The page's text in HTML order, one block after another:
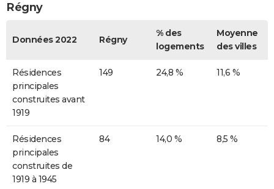
Régny
Données 2022 Régny
% des
logements
Moyenne
des villes
Résidences
principales
construites avant
1919
149 24,8 % 11,6 %
Résidences
principales
construites de
1919 à 1945
84 14,0 % 8,5 %